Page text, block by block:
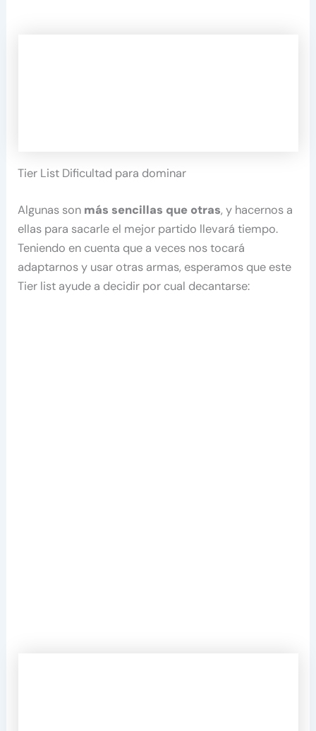
Tier List Dificultad para dominar
Algunas son más sencillas que otras, y hacernos a
ellas para sacarle el mejor partido llevará tiempo.
Teniendo en cuenta que a veces nos tocará
adaptarnos y usar otras armas, esperamos que este
Tier list ayude a decidir por cual decantarse: